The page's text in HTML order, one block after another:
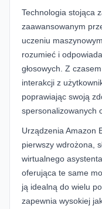
Technologia stojąca
zaawansowanym
uczeniu
rozumieć i
głosowych. Z
interakcji z
poprawiając swoją
spersonalizowanych
Urządzenia Amazon
pierwszy wdrożona,
wirtualnego
oferująca te same
ją idealną do wielu
zapewnia wysokiej